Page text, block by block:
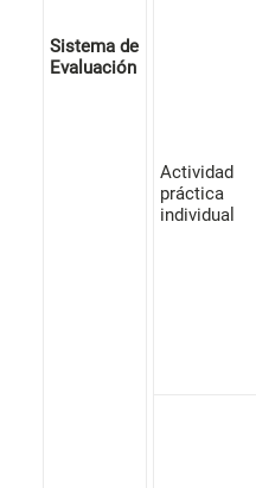
Sistema de
Evaluación
Actividad
práctica
individual